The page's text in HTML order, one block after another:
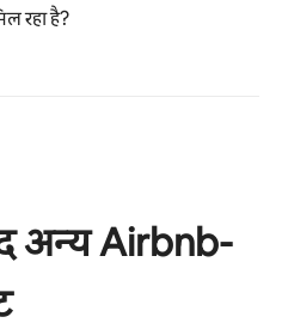
रहा है?
अन्य Airbnb-